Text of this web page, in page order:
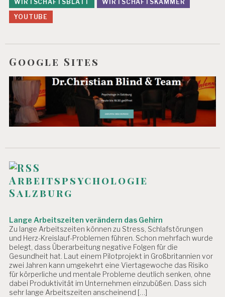
N
T
N
S
R
S
S
U
I
E
WIRTSCHAFTSBLATT
WIRTSCHAFTSKAMMER
YOUTUBE
Google Sites
Arbeitspsychologie
Salzburg
Lange Arbeitszeiten verändern das Gehirn
Zu lange Arbeitszeiten können zu Stress, Schlafstörungen
und Herz-Kreislauf-Problemen führen. Schon mehrfach wurde
belegt, dass Überarbeitung negative Folgen für die
Gesundheit hat. Laut einem Pilotprojekt in Großbritannien vor
zwei Jahren kann umgekehrt eine Viertagewoche das Risiko
für körperliche und mentale Probleme deutlich senken, ohne
dabei Produktivität im Unternehmen einzubüßen. Dass sich
sehr lange Arbeitszeiten anscheinend […]